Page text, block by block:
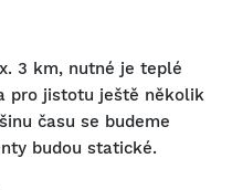
3 km, nutné je teplé
pro jistotu ještě několik
času se budeme
budou statické.